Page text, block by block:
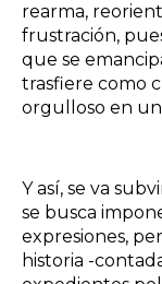
rearma,
frustración,
que se
trasfiere como
orgulloso en
Y así, se va
se busca
expresiones,
historia -